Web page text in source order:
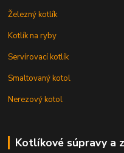
Železný kotlík
Kotlík na ryby
Servírovací kotlík
Smaltovaný kotol
Nerezový kotol
Kotlíkové súpravy a